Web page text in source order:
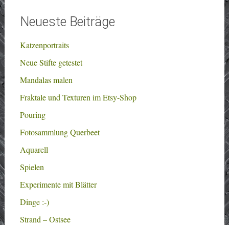
Neueste Beiträge
Katzenportraits
Neue Stifte getestet
Mandalas malen
Fraktale und Texturen im Etsy-Shop
Pouring
Fotosammlung Querbeet
Aquarell
Spielen
Experimente mit Blätter
Dinge :-)
Strand – Ostsee